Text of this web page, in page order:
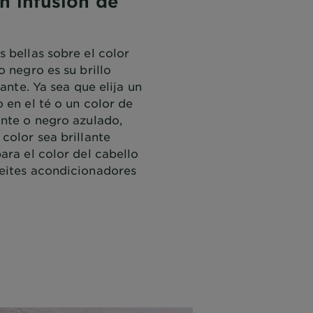
bellas sobre el color
negro es su brillo
Ya sea que elija un
en el té o un color de
o negro azulado,
color sea brillante
el color del cabello
acondicionadores